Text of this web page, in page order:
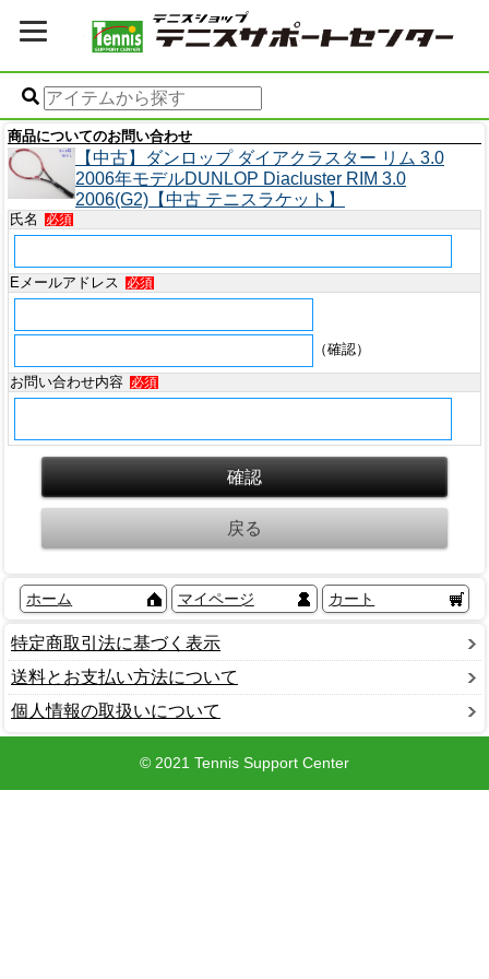
商品についてのお問い合わせ
【中古】ダンロップ ダイアクラスター リム 3.0
2006年モデルDUNLOP Diacluster RIM 3.0
2006(G2)【中古 テニスラケット】
氏名 必須
Eメールアドレス 必須
（確認）
お問い合わせ内容
必須
ホーム マイページ カート
特定商取引法に基づく表示
送料とお支払い方法について
個人情報の取扱いについて
© 2021 Tennis Support Center